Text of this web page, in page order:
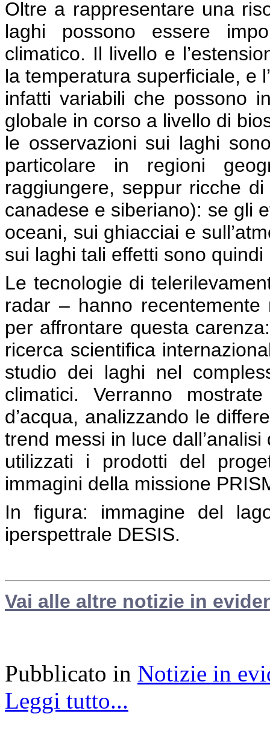
Oltre a rappresentare una
laghi possono essere
climatico. Il livello e
la temperatura superficiale, e
infatti variabili che possono
globale in corso a livello di
le osservazioni sui laghi
particolare in regioni
raggiungere, seppur ricche
canadese e siberiano): se gli
oceani, sui ghiacciai e
sui laghi tali effetti sono
Le tecnologie di
radar – hanno
per affrontare questa
ricerca scientifica
studio dei laghi nel
climatici. Verranno
d’acqua, analizzando le
trend messi in luce
utilizzati i prodotti del
immagini della missione
In figura: immagine del
iperspettrale DESIS.
Vai alle altre notizie in
Pubblicato in Notizie in
Leggi tutto...